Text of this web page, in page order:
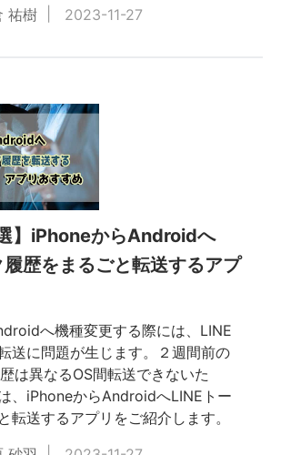
祐樹 2023-11-27
】iPhoneからAndroidへ
歴をまるごと転送するアプ
へ機種変更する際には、LINE
送に問題が生じます。２週間前の
は異なるOS間転送できないた
、iPhoneからAndroidへLINEトー
転送するアプリをご紹介します。